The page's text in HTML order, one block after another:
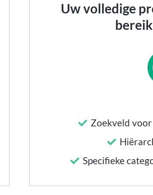
Uw volledige
Zoekveld
Specifieke